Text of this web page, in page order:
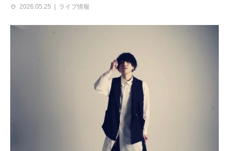
2026.05.25 ライブ情報